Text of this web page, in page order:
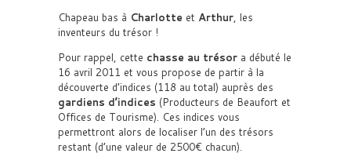
Chapeau bas à Charlotte et Arthur, les
inventeurs du trésor !
Pour rappel, cette chasse au trésor a débuté le
16 avril 2011 et vous propose de partir à la
découverte d’indices (118 au total) auprès des
gardiens d’indices (Producteurs de Beaufort et
Offices de Tourisme). Ces indices vous
permettront alors de localiser l’un des trésors
restant (d’une valeur de 2500€ chacun).